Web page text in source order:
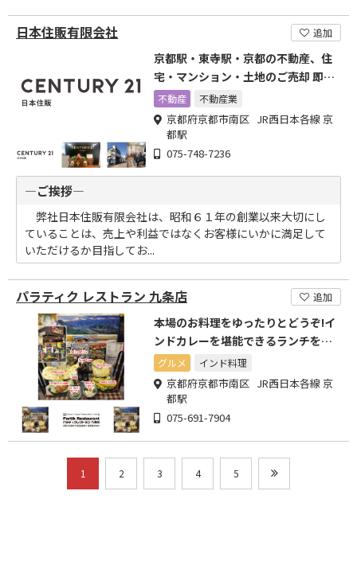
日本住販有限会社 追加
京都駅・東寺駅・京都の不動産、住
宅・マンション・土地のご売却 即買
取も
不動産 不動産業
京都府京都市南区 JR西日本各線 京
都駅
075-748-7236
―ご挨拶―
弊社日本住販有限会社は、昭和６１年の創業以来大切にし
ていることは、売上や利益ではなくお客様にいかに満足して
いただけるか目指してお...
パラティク レストラン 九条店 追加
本場のお料理をゆったりとどうぞ!イ
ンドカレーを堪能できるランチを多
数ご用意しております。
グルメ インド料理
京都府京都市南区 JR西日本各線 京
都駅
075-691-7904
1 2 3 4 5